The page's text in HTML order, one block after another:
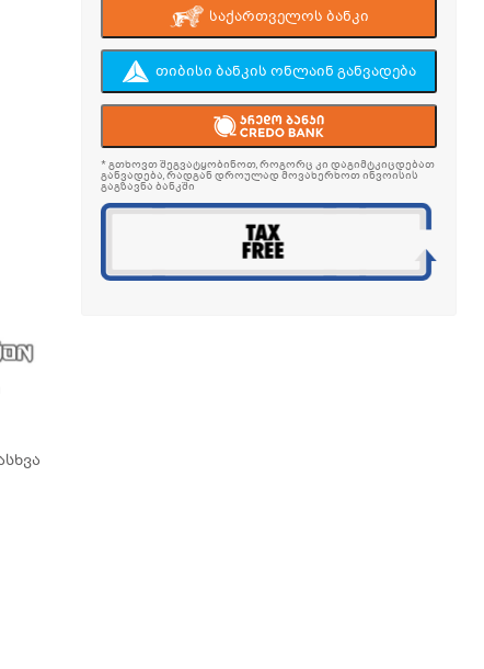
საქართველოს ბანკი
თიბისი ბანკის ონლაინ განვადება
* გთხოვთ შეგვატყობინოთ, როგორც კი დაგიმტკიცდებათ
განვადება, რადგან დროულად მოვახერხოთ ინვოისის
გაგზავნა ბანკში